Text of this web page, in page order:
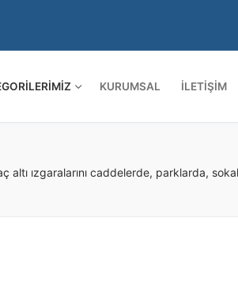
KURUMSAL İLETIŞIM
altı ızgaralarını caddelerde, parklarda,